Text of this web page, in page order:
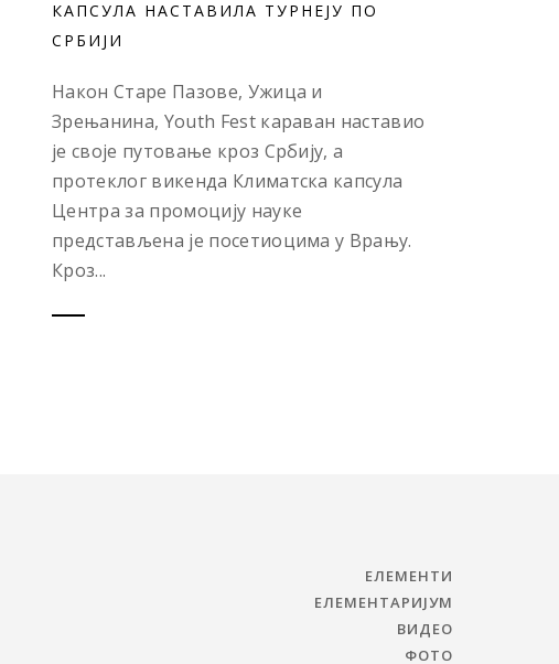
КАПСУЛА НАСТАВИЛА ТУРНЕЈУ ПО
СРБИЈИ
Након Старе Пазове, Ужица и
Зрењанина, Youth Fest караван наставио
је своје путовање кроз Србију, а
протеклог викенда Климатска капсула
Центра за промоцију науке
представљена је посетиоцима у Врању.
Кроз...
ЕЛЕМЕНТИ
ЕЛЕМЕНТАРИЈУМ
ВИДЕО
ФОТО